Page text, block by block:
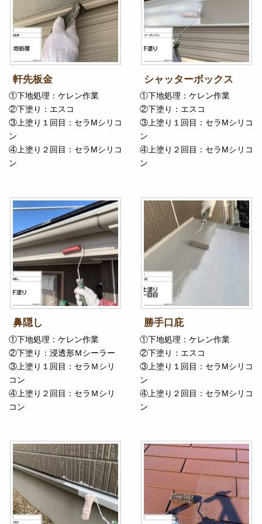
軒先板金
①下地処理：ケレン作業
②下塗り：エスコ
③上塗り１回目：セラMシリコ
ン
④上塗り２回目：セラMシリコ
ン
シャッターボックス
①下地処理：ケレン作業
②下塗り：エスコ
③上塗り１回目：セラMシリコ
ン
④上塗り２回目：セラMシリコ
ン
鼻隠し
①下地処理：ケレン作業
②下塗り：浸透形Ｍシーラー
③上塗り１回目：セラＭシリ
コン
④上塗り２回目：セラＭシリ
コン
勝手口庇
①下地処理：ケレン作業
②下塗り：エスコ
③上塗り１回目：セラMシリコ
ン
④上塗り２回目：セラMシリコ
ン